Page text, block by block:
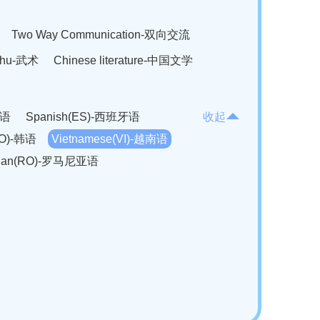
Two Way Communication-双向交流
武术 Chinese literature-中国文学
Spanish(ES)-西班牙语
韩语
Vietnamese(VI)-越南语
罗马尼亚语
收起